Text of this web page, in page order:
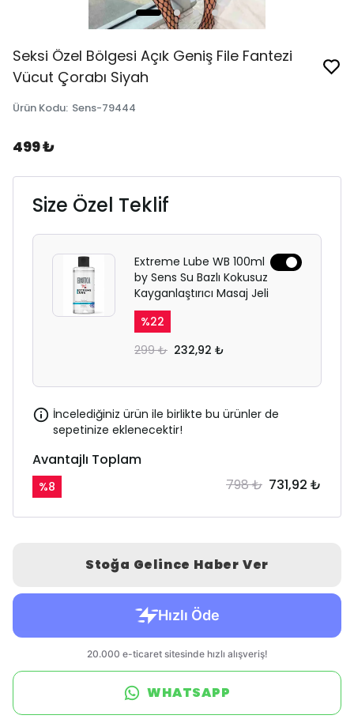
Seksi Özel Bölgesi Açık Geniş File Fantezi
Vücut Çorabı Siyah
Ürün Kodu: Sens-79444
499 ₺
Size Özel Teklif
Extreme Lube WB 100ml
by Sens Su Bazlı Kokusuz
Kayganlaştırıcı Masaj Jeli
%22
299 ₺ 232,92 ₺
İncelediğiniz ürün ile birlikte bu ürünler de
sepetinize eklenecektir!
Avantajlı Toplam
%8 798 ₺ 731,92 ₺
Stoğa Gelince Haber Ver
WHATSAPP